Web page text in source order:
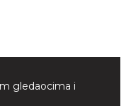
gledaocima i